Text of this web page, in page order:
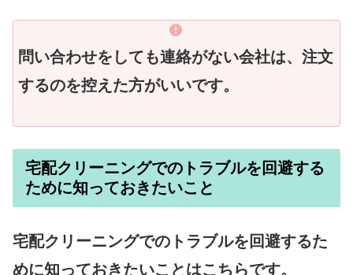
問い合わせをしても連絡がない会社は、注文
するのを控えた方がいいです。
宅配クリーニングでのトラブルを回避する
ために知っておきたいこと
宅配クリーニングでのトラブルを回避するた
めに知っておきたいことはこちらです。